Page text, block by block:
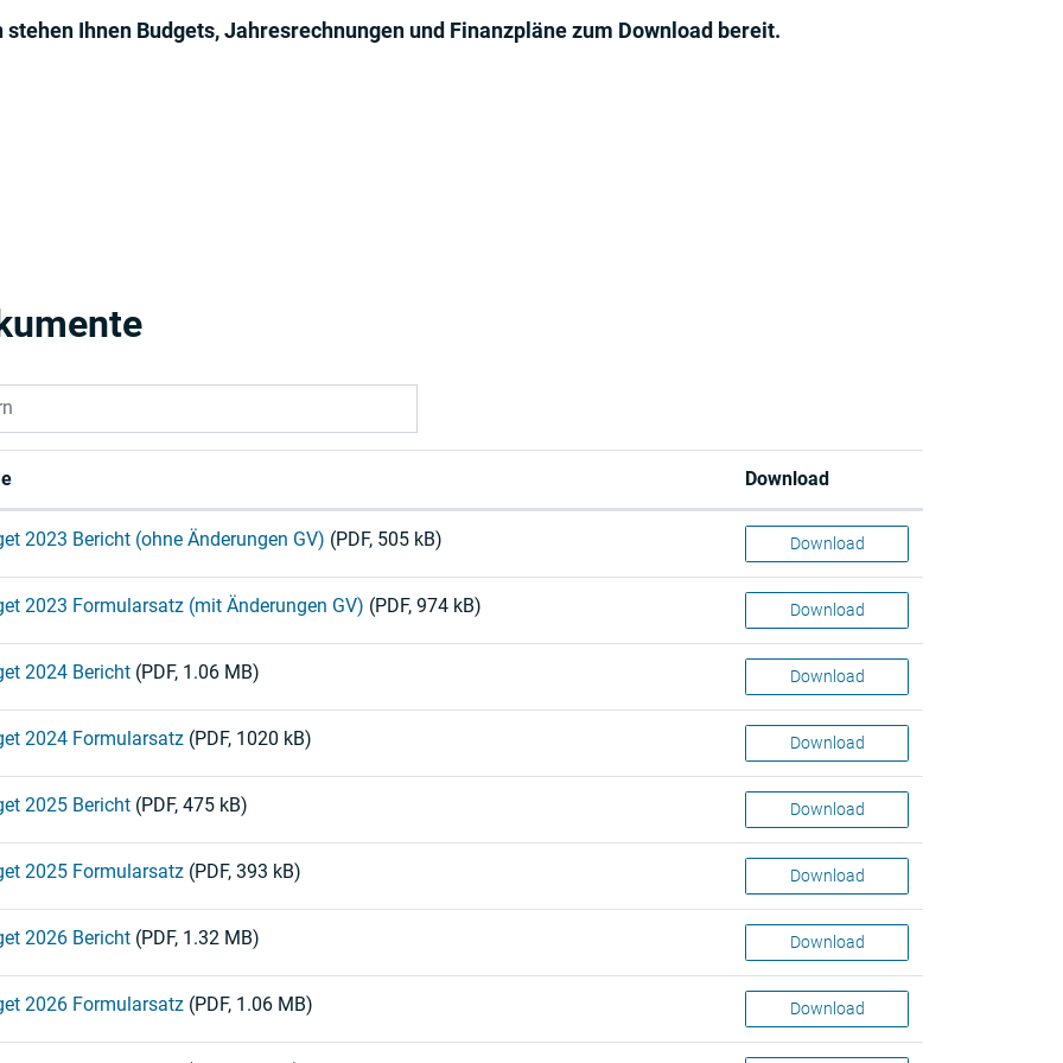
stehen Ihnen Budgets, Jahresrechnungen und Finanzpläne zum Download bereit.
Download
2023 Bericht (ohne Änderungen GV) (PDF, 505 kB) Download
2023 Formularsatz (mit Änderungen GV) (PDF, 974 kB) Download
2024 Bericht (PDF, 1.06 MB) Download
2024 Formularsatz (PDF, 1020 kB) Download
2025 Bericht (PDF, 475 kB) Download
2025 Formularsatz (PDF, 393 kB) Download
2026 Bericht (PDF, 1.32 MB) Download
2026 Formularsatz (PDF, 1.06 MB) Download